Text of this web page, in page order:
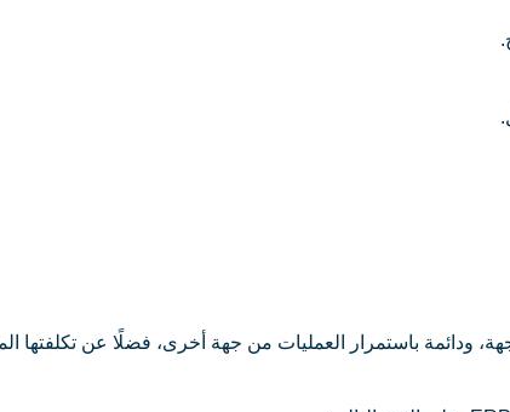
باستمرار العمليات من جهة أخرى، فضلًا عن تكلفتها